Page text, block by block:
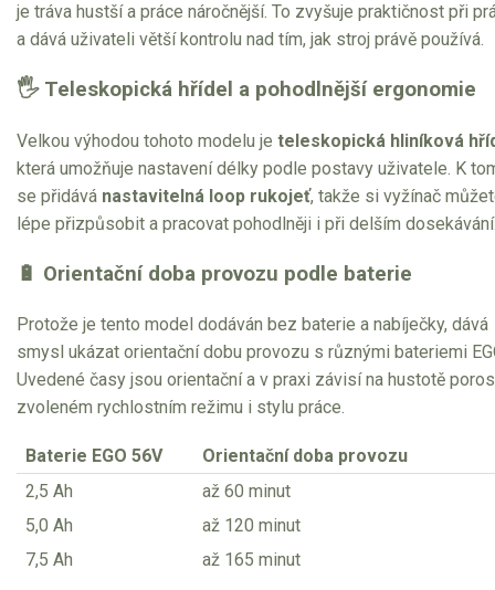
je tráva hustší a práce náročnější. To zvyšuje praktičnost při
a dává uživateli větší kontrolu nad tím, jak stroj právě používá.
🖐 Teleskopická hřídel a pohodlnější ergonomie
Velkou výhodou tohoto modelu je teleskopická hliníková
která umožňuje nastavení délky podle postavy uživatele. K
se přidává nastavitelná loop rukojeť, takže si vyžínač
lépe přizpůsobit a pracovat pohodlněji i při delším
🔋 Orientační doba provozu podle baterie
Protože je tento model dodáván bez baterie a nabíječky, dává
smysl ukázat orientační dobu provozu s různými bateriemi
Uvedené časy jsou orientační a v praxi závisí na hustotě
zvoleném rychlostním režimu i stylu práce.
Baterie EGO 56V
Orientační doba provozu
2,5 Ah
až 60 minut
5,0 Ah
až 120 minut
7,5 Ah
až 165 minut